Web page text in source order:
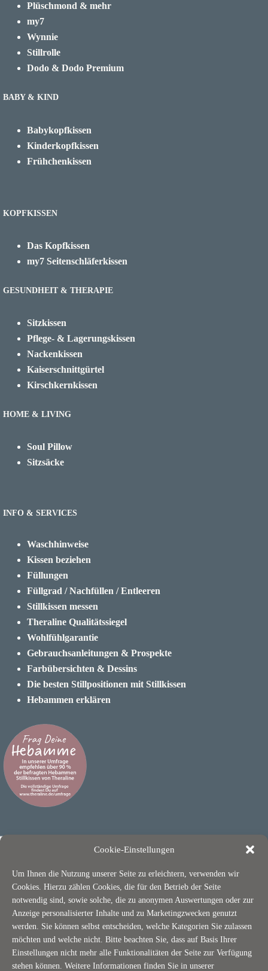
Cookie-Einstellungen
Um Ihnen die Nutzung unserer Seite zu erleichtern, verwenden wir
Cookies. Hierzu zählen Cookies, die für den Betrieb der Seite
notwendig sind, sowie solche, die zu anonymen Auswertungen oder zur
Anzeige personalisierter Inhalte und zu Marketingzwecken genutzt
werden. Sie können selbst entscheiden, welche Kategorien Sie zulassen
möchten und welche nicht. Bitte beachten Sie, dass auf Basis Ihrer
Einstellungen nicht mehr alle Funktionalitäten der Seite zur Verfügung
stehen können. Weitere Informationen finden Sie in unserer
Plüschmond & mehr
my7
Wynnie
Stillrolle
Dodo & Dodo Premium
BABY & KIND
Babykopfkissen
Kinderkopfkissen
Frühchenkissen
KOPFKISSEN
Das Kopfkissen
my7 Seitenschläferkissen
GESUNDHEIT & THERAPIE
Sitzkissen
Pflege- & Lagerungskissen
Nackenkissen
Kaiserschnittgürtel
Kirschkernkissen
HOME & LIVING
Soul Pillow
Sitzsäcke
INFO & SERVICES
Waschhinweise
Kissen beziehen
Füllungen
Füllgrad / Nachfüllen / Entleeren
Stillkissen messen
Theraline Qualitätssiegel
Wohlfühlgarantie
Gebrauchsanleitungen & Prospekte
Farbübersichten & Dessins
Die besten Stillpositionen mit Stillkissen
Hebammen erklären
ÜBER THERALINE
Nachhaltigkeit / OEKO-TEX
Jobs